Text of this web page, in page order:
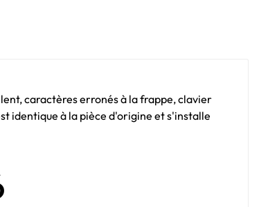
caractères erronés à la frappe, clavier
identique à la pièce d'origine et s'installe